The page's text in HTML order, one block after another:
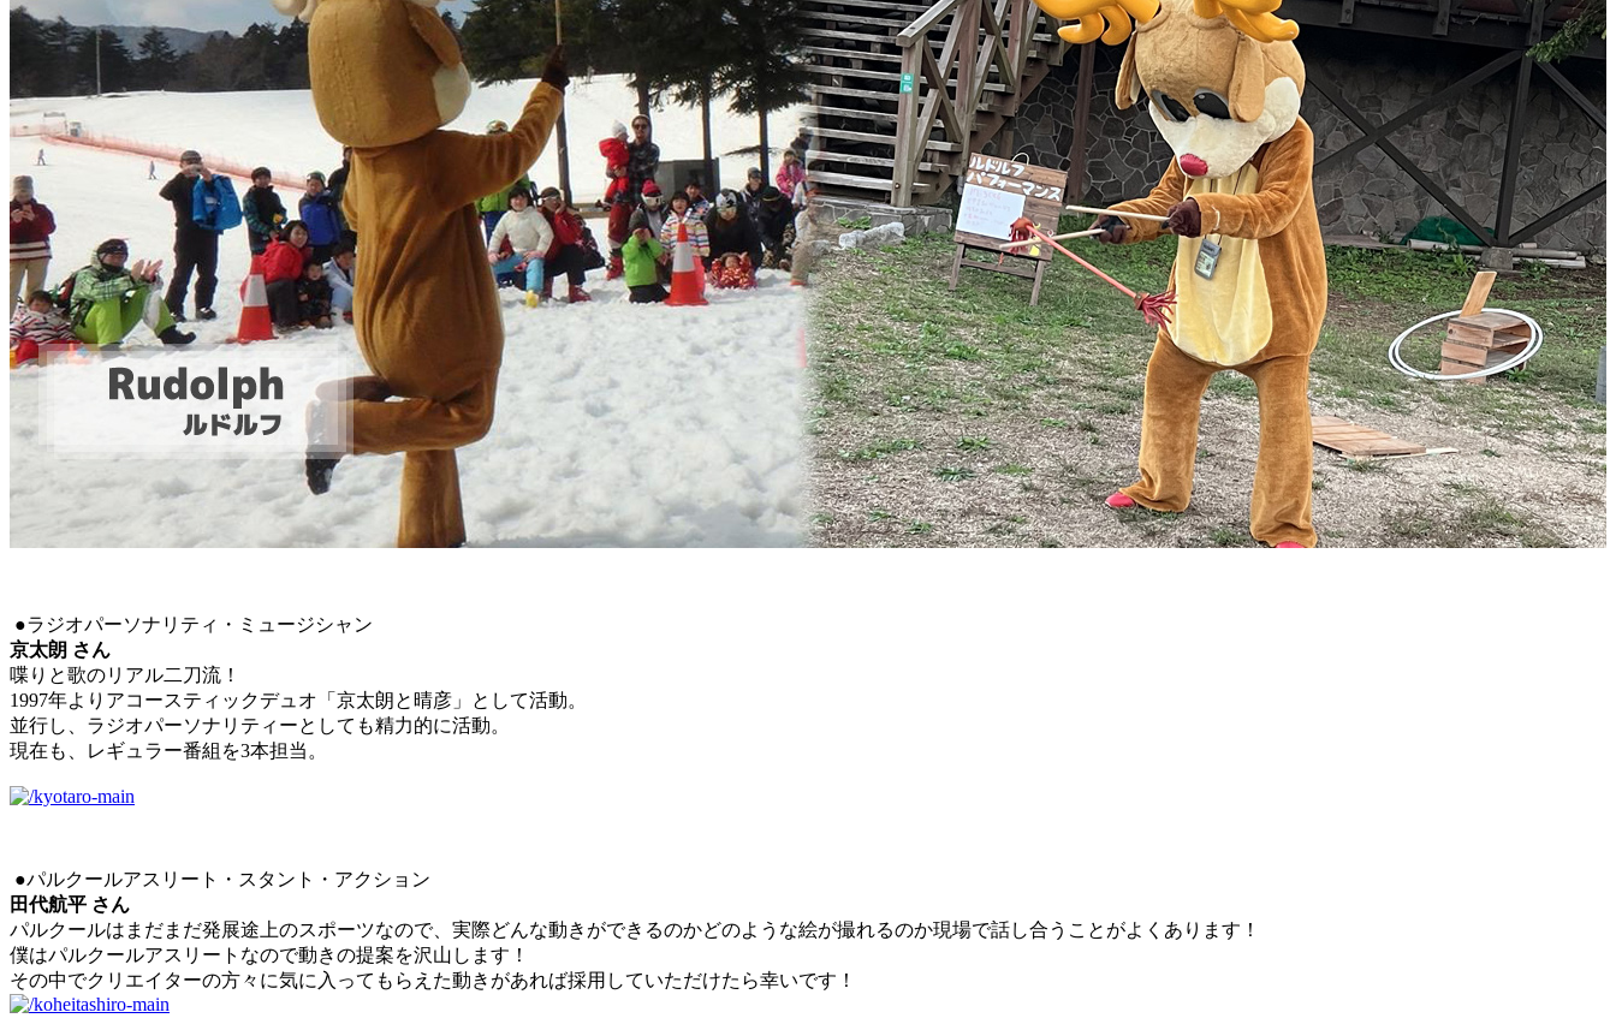
●ラジオパーソナリティ・ミュージシャン
京太朗 さん
喋りと歌のリアル二刀流！
1997年よりアコースティックデュオ「京太朗と晴彦」として活動。
並行し、ラジオパーソナリティーとしても精力的に活動。
現在も、レギュラー番組を3本担当。
●パルクールアスリート・スタント・アクション
田代航平 さん
パルクールはまだまだ発展途上のスポーツなので、実際どんな動きができるのかどのような絵が撮れるのか現場で話し合うことがよくあります！
僕はパルクールアスリートなので動きの提案を沢山します！
その中でクリエイターの方々に気に入ってもらえた動きがあれば採用していただけたら幸いです！